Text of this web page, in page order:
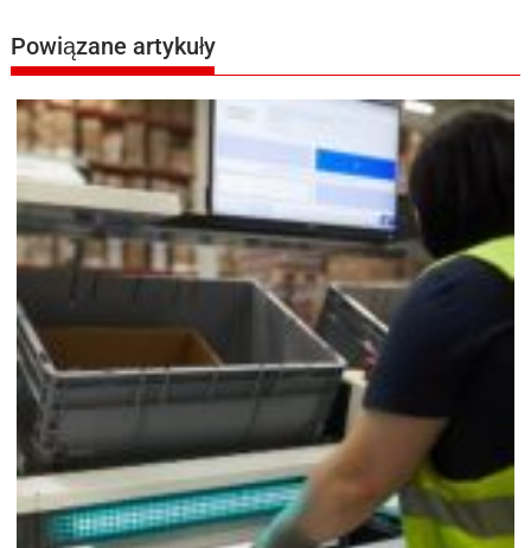
Powiązane artykuły